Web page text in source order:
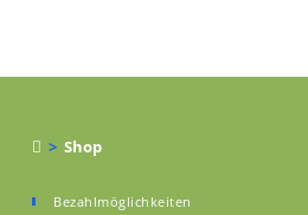
> Shop
Bezahlmöglichkeiten